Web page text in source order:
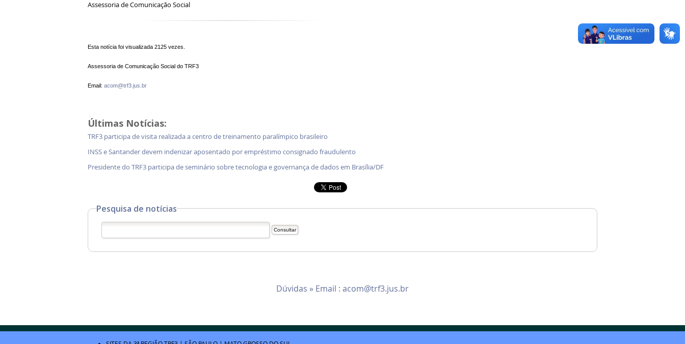
Assessoria de Comunicação Social
Esta notícia foi visualizada 2125 vezes.
Assessoria de Comunicação Social do TRF3
Email: acom@trf3.jus.br
Últimas Notícias:
TRF3 participa de visita realizada a centro de treinamento paralímpico brasileiro
INSS e Santander devem indenizar aposentado por empréstimo consignado fraudulento
Presidente do TRF3 participa de seminário sobre tecnologia e governança de dados em Brasília/DF
Pesquisa de notícias
Dúvidas » Email : acom@trf3.jus.br